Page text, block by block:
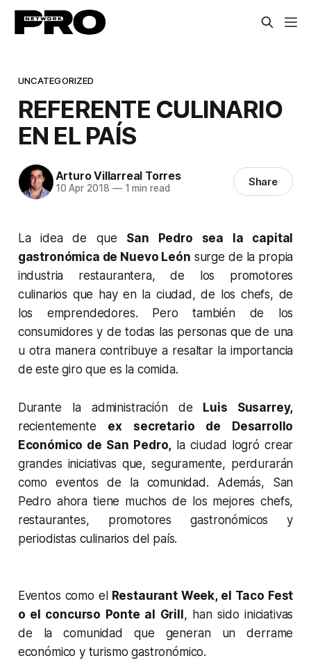
UNCATEGORIZED
REFERENTE CULINARIO
EN EL PAÍS
Arturo Villarreal Torres
10 Apr 2018 —1 min read Share
La idea de que San Pedro sea la capital
gastronómica de Nuevo León surge de la propia
industria restaurantera, de los promotores
culinarios que hay en la ciudad, de los chefs, de
los emprendedores. Pero también de los
consumidores y de todas las personas que de una
u otra manera contribuye a resaltar la importancia
de este giro que es la comida.
Durante la administración de Luis Susarrey,
recientemente ex secretario de Desarrollo
Económico de San Pedro, la ciudad logró crear
grandes iniciativas que, seguramente, perdurarán
como eventos de la comunidad. Además, San
Pedro ahora tiene muchos de los mejores chefs,
restaurantes, promotores gastronómicos y
periodistas culinarios del país.
Eventos como elRestaurant Week, el Taco Fest
o el concurso Ponte al Grill, han sido iniciativas
de la comunidad que generan un derrame
económico y turismo gastronómico.